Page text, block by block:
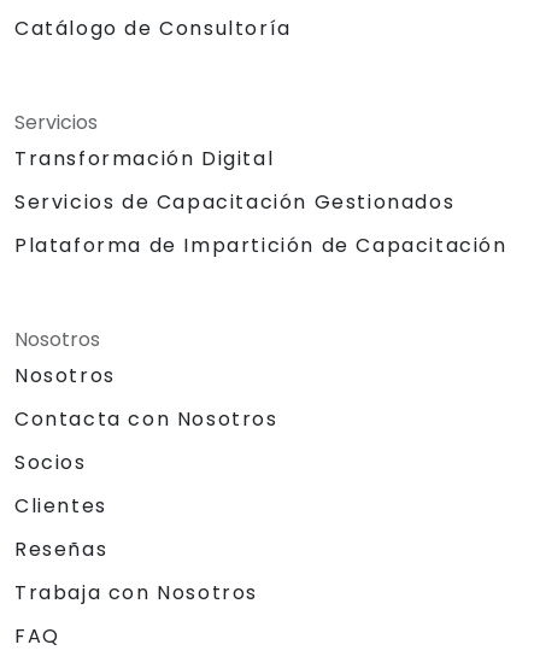
Catálogo de Consultoría
Servicios
Transformación Digital
Servicios de Capacitación Gestionados
Plataforma de Impartición de Capacitación
Nosotros
Nosotros
Contacta con Nosotros
Socios
Clientes
Reseñas
Trabaja con Nosotros
FAQ